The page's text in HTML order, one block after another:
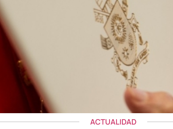
ACTUALIDAD